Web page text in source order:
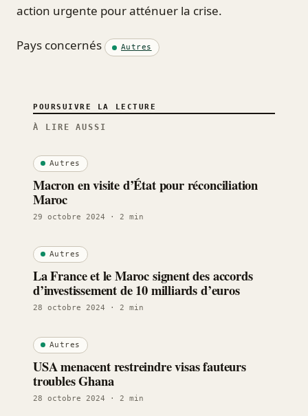
action urgente pour atténuer la crise.
Pays concernés Autres
POURSUIVRE LA LECTURE
À LIRE AUSSI
Autres
Macron en visite d’État pour réconciliation
Maroc
29 octobre 2024 · 2 min
Autres
La France et le Maroc signent des accords
d’investissement de 10 milliards d’euros
28 octobre 2024 · 2 min
Autres
USA menacent restreindre visas fauteurs
troubles Ghana
28 octobre 2024 · 2 min